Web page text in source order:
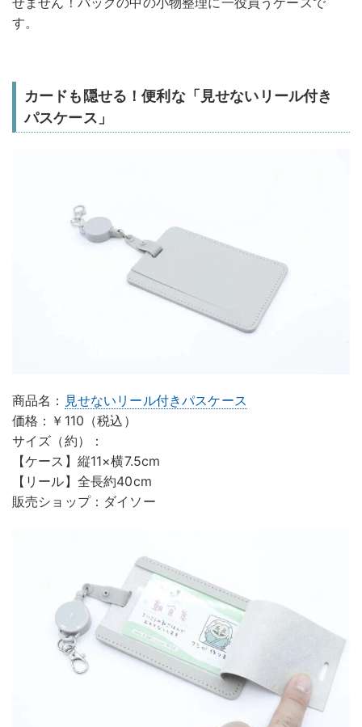
す。
カードも隠せる！便利な「見せないリール付き
パスケース」
商品名： 見せないリール付きパスケース
価格：￥110（税込）
サイズ（約）：
【ケース】縦11×横7.5cm
【リール】全長約40cm
販売ショップ：ダイソー